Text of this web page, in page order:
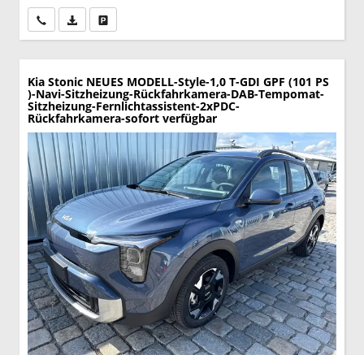
Wir rufen Sie anPDF-Datei, Fahrzeugexposé drucken
Kia Stonic NEUES MODELL-Style-1,0 T-GDI GPF (101 PS
)-Navi-Sitzheizung-Rückfahrkamera-DAB-Tempomat-
Sitzheizung-Fernlichtassistent-2xPDC-
Rückfahrkamera-sofort verfügbar